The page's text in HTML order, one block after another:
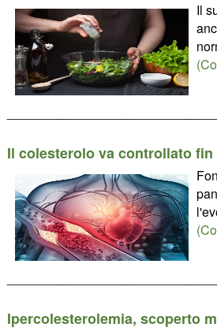
Il
Il colesterolo va controllato fin
Ipercolesterolemia, scoperto